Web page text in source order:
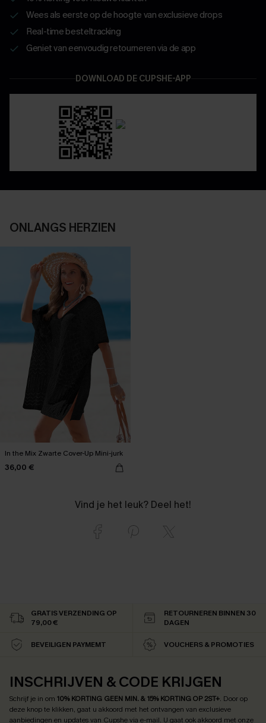
Wees als eerste op de hoogte van exclusieve drops
Real-time besteltracking
Geniet van eenvoudig retourneren via de app
DOWNLOAD DE CUPSHE-APP
ONLANGS HERZIEN
In the Mix Zwarte Cover-Up Mini-jurk
36,00 €
Vind je het leuk? Deel het!
GRATIS VERZENDING OP
79,00 €
RETOURNEREN BINNEN 30
DAGEN
BEVEILIGEN PAYMEMT VOUCHERS & PROMOTIES
INSCHRIJVEN & CODE KRIJGEN
Schrijf je in om 10% KORTING GEEN MIN. & 15% KORTING OP 2ST+. Door op
deze knop te klikken, gaat u akkoord met het ontvangen van exclusieve
aanbiedingen en updates van Cupshe via e-mail. U gaat ook akkoord met onze